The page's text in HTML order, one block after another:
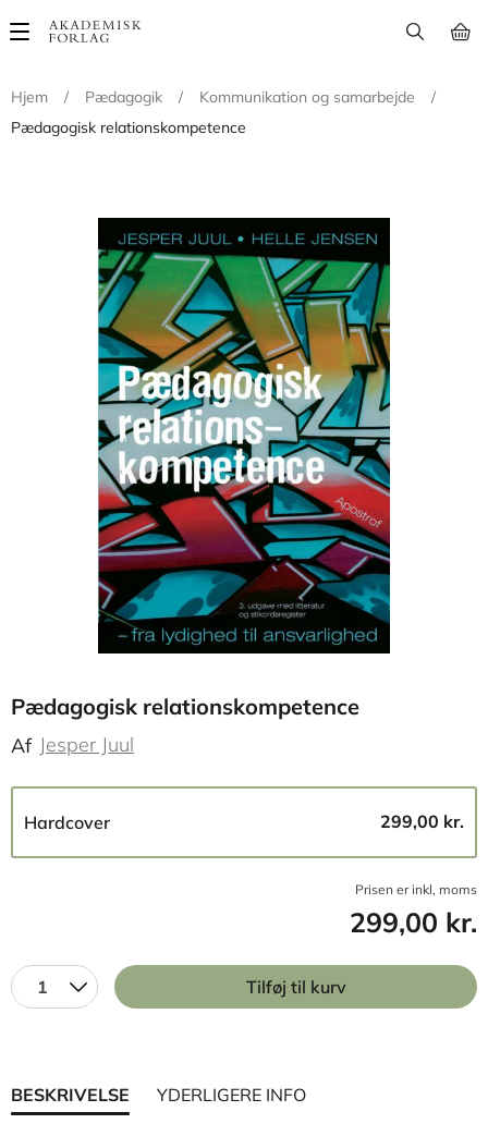
Main
Hjem
/ Pædagogik / Kommunikation og samarbejde
/
Pædagogisk relationskompetence
Pædagogisk relationskompetence
Af Jesper Juul
Hardcover 299,00 kr.
Prisen er inkl, moms
299,00 kr.
1 Tilføj til kurv
BESKRIVELSE YDERLIGERE INFO